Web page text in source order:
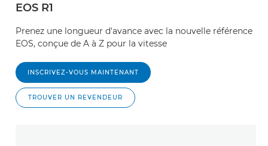
EOS R1
Prenez une longueur d'avance avec la nouvelle référence
EOS, conçue de A à Z pour la vitesse
INSCRIVEZ-VOUS MAINTENANT
TROUVER UN REVENDEUR